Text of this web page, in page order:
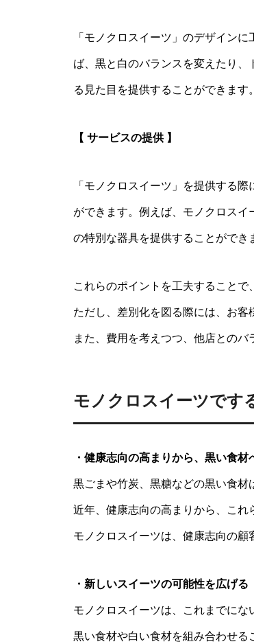
「モノクロスイーツ」のデザイン
ば、黒と白のバランスを変えたり
る見た目を提供することができます。
【 サービスの提供 】
「モノクロスイーツ」を提供する
ができます。例えば、モノクロス
の特別な器具を提供することができ
これらのポイントを工夫することで
ただし、差別化を図る際には、お客
また、費用を考えつつ、他店とのバ
モノクロスイーツです
・健康志向の高まりから、黒い食材
黒ごまや竹炭、黒糖などの黒い食材
近年、健康志向の高まりから、これ
モノクロスイーツは、健康志向の顧
・新しいスイーツの可能性を広げる
モノクロスイーツは、これまでにな
黒い食材や白い食材を組み合わせ